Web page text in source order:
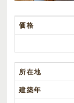
価格
所在地
建築年